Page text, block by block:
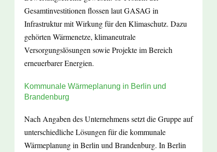
Gesamtinvestitionen flossen laut GASAG in
Infrastruktur mit Wirkung für den Klimaschutz. Dazu
gehörten Wärmenetze, klimaneutrale
Versorgungslösungen sowie Projekte im Bereich
erneuerbarer Energien.
Kommunale Wärmeplanung in Berlin und
Brandenburg
Nach Angaben des Unternehmens setzt die Gruppe auf
unterschiedliche Lösungen für die kommunale
Wärmeplanung in Berlin und Brandenburg. In Berlin